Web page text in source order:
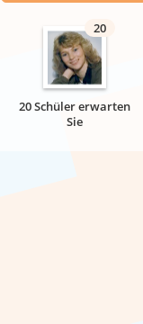
20
20 Schüler erwarten
Sie